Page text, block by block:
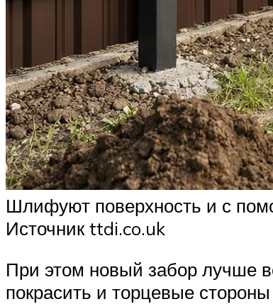
Шлифуют поверхность и с
Источник ttdi.co.uk
При этом новый забор лучше
покрасить и торцевые